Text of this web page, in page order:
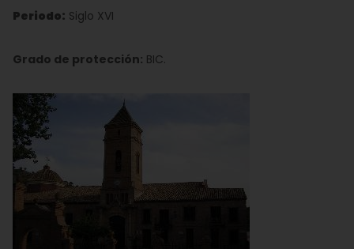
Periodo: Siglo XVI
Grado de protección: BIC.